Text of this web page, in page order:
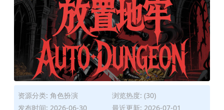
资源分类: 角色扮演
浏览热度: (30)
发布时间: 2026-06-30
最近更新: 2026-07-01